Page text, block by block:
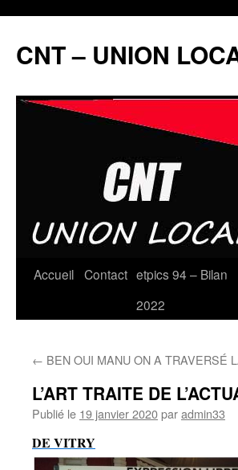
contenu
CNT – UNION
Accueil Contact etpics 94 – Bilan
2022
← BEN OUI MANU ON A TRAVERSÉ
L’ART TRAITE DE
Publié le 19 janvier 2020paradmin33
DE VITRY